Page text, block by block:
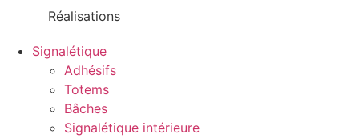
Réalisations
Signalétique
Adhésifs
Totems
Bâches
Signalétique intérieure